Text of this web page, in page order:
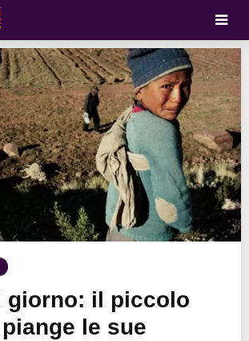
giorno: il piccolo
le sue